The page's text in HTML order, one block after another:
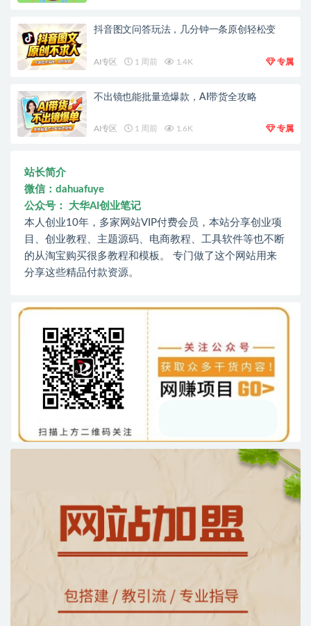
抖音图文问答玩法，几分钟一条原创轻松变
AI专区 1 周前 1.4K 专属
不出镜也能批量造爆款，AI带货全攻略
AI专区 1 周前 1.6K 专属
站长简介
微信：dahuafuye
公众号： 大华AI创业笔记
本人创业10年，多家网站VIP付费会员，本站分享创业项
目、创业教程、主题源码、电商教程、工具软件等也不断
的从淘宝购买很多教程和模板。 专门做了这个网站用来
分享这些精品付款资源。